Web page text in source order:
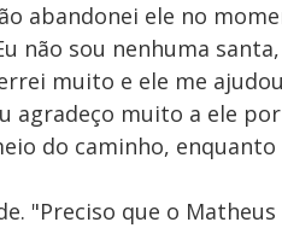
abandonei ele no
não sou nenhuma
muito e ele me
agradeço muito a ele
do caminho,
"Preciso que o